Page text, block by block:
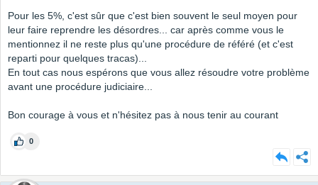
Pour les 5%, c'est sûr que c'est bien souvent le seul moyen pour
leur faire reprendre les désordres... car après comme vous le
mentionnez il ne reste plus qu'une procédure de référé (et c'est
reparti pour quelques tracas)...
En tout cas nous espérons que vous allez résoudre votre problème
avant une procédure judiciaire...
Bon courage à vous et n'hésitez pas à nous tenir au courant
0